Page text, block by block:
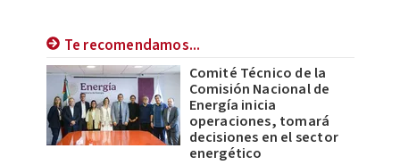
Te recomendamos...
Comité Técnico de la
Comisión Nacional de
Energía inicia
operaciones, tomará
decisiones en el sector
energético